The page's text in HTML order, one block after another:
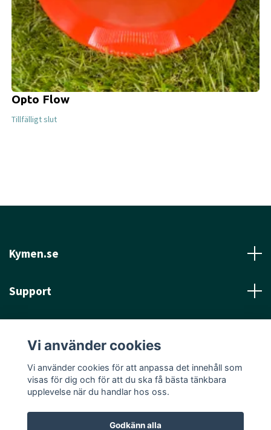
Opto Flow
Tillfälligt slut
Kymen.se
Support
Sociala medier
Vi använder cookies
Vi använder cookies för att anpassa det innehåll som
visas för dig och för att du ska få bästa tänkbara
upplevelse när du handlar hos oss.
Godkänn alla